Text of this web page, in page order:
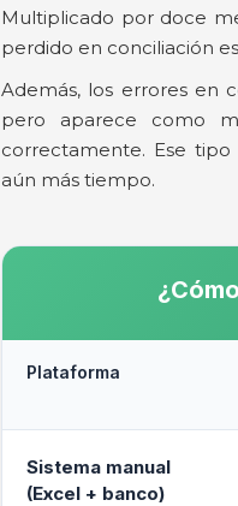
Multiplicado por doce
perdido en conciliación
Además, los errores en
pero aparece como
correctamente. Ese
aún más tiempo.
Plataforma
Sistema manual
(Excel + banco)